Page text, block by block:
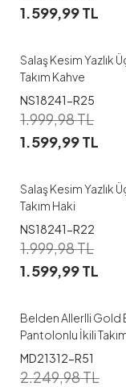
1.599,99TL
M L XL
Salaş Kesim Yazlık
Takım Kahve
NS18241-R25
1.999,98TL
1.599,99TL
M L XL
Salaş Kesim Yazlık
Takım Haki
NS18241-R22
1.999,98TL
1.599,99TL
38 40 42
Belden Allerlli Gold
Pantolonlu İkili
MD21312-R51
2.249,98TL